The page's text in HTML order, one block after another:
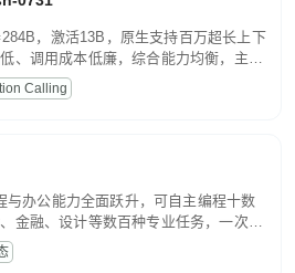
，激活13B，原生支持百万超长上下
、调用成本低廉，综合能力均衡，主打
常对话、内容创作、基础 RAG、批量
Calling
与办公能力全面跃升，可自主编程十数
金融、设计等数百种专业任务，一次对
生视觉理解贯穿规划、执行与验证全流
深度语义解析。长程任务中自主规划与